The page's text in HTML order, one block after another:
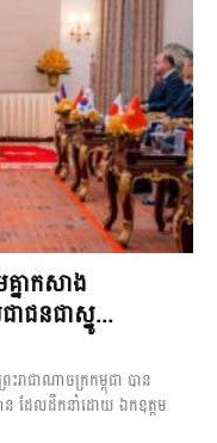
នាកសាង
ជនជាស្នូ...
រាជាណាចក្រកម្ពុជា បាន
ន ដែលដឹកនាំដោយ ឯកឧត្តម